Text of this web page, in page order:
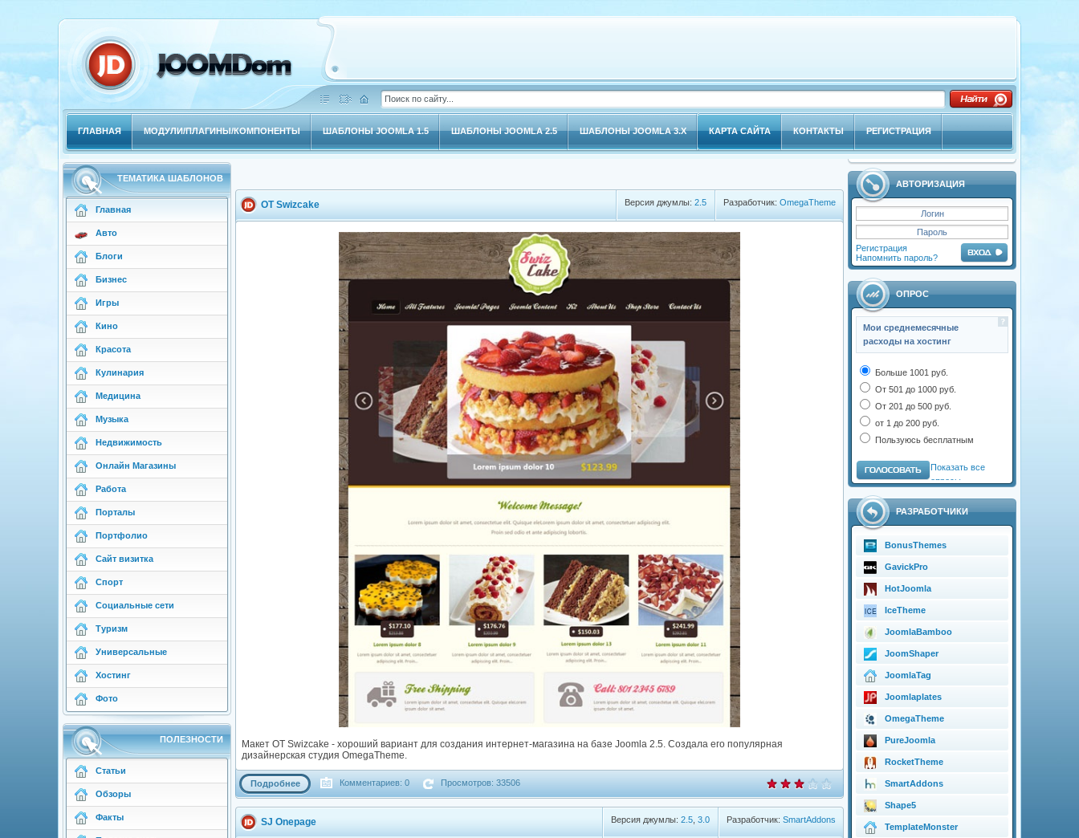
ГЛАВНАЯ МОДУЛИ/ПЛАГИНЫ/КОМПОНЕНТЫ ШАБЛОНЫ JOOMLA 1.5 ШАБЛОНЫ JOOMLA 2.5 ШАБЛОНЫ JOOMLA 3.X КАРТА САЙТА КОНТАКТЫ РЕГИСТРАЦИЯ
ТЕМАТИКА ШАБЛОНОВ
Главная
Авто
Блоги
Бизнес
Игры
Кино
Красота
Кулинария
Медицина
Музыка
Недвижимость
Онлайн Магазины
Работа
Порталы
Портфолио
Сайт визитка
Спорт
Социальные сети
Туризм
Универсальные
Хостинг
Фото
ПОЛЕЗНОСТИ
Статьи
Обзоры
Факты
АВТОРИЗАЦИЯ
Регистрация
Напомнить пароль?
ОПРОС
Мои среднемесячные
расходы на хостинг
Больше 1001 руб.
От 501 до 1000 руб.
От 201 до 500 руб.
от 1 до 200 руб.
Пользуюсь бесплатным
Показать все
опросы
РАЗРАБОТЧИКИ
BonusThemes
GavickPro
HotJoomla
IceTheme
JoomlaBamboo
JoomShaper
JoomlaTag
Joomlaplates
OmegaTheme
PureJoomla
RocketTheme
SmartAddons
Shape5
TemplateMonster
Разработчик: OmegaTheme
Версия джумлы: 2.5
OT Swizcake
Макет OT Swizcake - хороший вариант для создания интернет-магазина на базе Joomla 2.5. Создала его популярная
дизайнерская студия OmegaTheme.
Подробнее Комментариев: 0 Просмотров: 33506
Разработчик: SmartAddons
Версия джумлы: 2.5 3.0
SJ Onepage